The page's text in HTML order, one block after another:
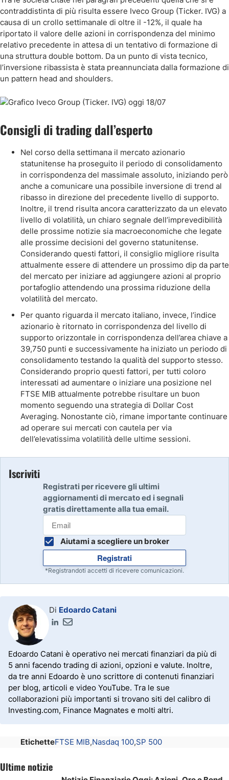
contraddistinta di più risulta essere Iveco Group (Ticker. IVG) a
causa di un crollo settimanale di oltre il -12%, il quale ha
riportato il valore delle azioni in corrispondenza del minimo
relativo precedente in attesa di un tentativo di formazione di
una struttura double bottom. Da un punto di vista tecnico,
l’inversione ribassista è stata preannunciata dalla formazione di
un pattern head and shoulders.
Consigli di trading dall’esperto
Nel corso della settimana il mercato azionario
statunitense ha proseguito il periodo di consolidamento
in corrispondenza del massimale assoluto, iniziando però
anche a comunicare una possibile inversione di trend al
ribasso in direzione del precedente livello di supporto.
Inoltre, il trend risulta ancora caratterizzato da un elevato
livello di volatilità, un chiaro segnale dell’imprevedibilità
delle prossime notizie sia macroeconomiche che legate
alle prossime decisioni del governo statunitense.
Considerando questi fattori, il consiglio migliore risulta
attualmente essere di attendere un prossimo dip da parte
del mercato per iniziare ad aggiungere azioni al proprio
portafoglio attendendo una prossima riduzione della
volatilità del mercato.
Per quanto riguarda il mercato italiano, invece, l’indice
azionario è ritornato in corrispondenza del livello di
supporto orizzontale in corrispondenza dell’area chiave a
39,750 punti e successivamente ha iniziato un periodo di
consolidamento testando la qualità del supporto stesso.
Considerando proprio questi fattori, per tutti coloro
interessati ad aumentare o iniziare una posizione nel
FTSE MIB attualmente potrebbe risultare un buon
momento seguendo una strategia di Dollar Cost
Averaging. Nonostante ciò, rimane importante continuare
ad operare sui mercati con cautela per via
dell’elevatissima volatilità delle ultime sessioni.
Iscriviti
Registrati per ricevere gli ultimi
aggiornamenti di mercato ed i segnali
gratis direttamente alla tua email.
Aiutami a scegliere un broker
Registrati
*Registrandoti accetti di ricevere comunicazioni.
Di Edoardo Catani
Edoardo Catani è operativo nei mercati finanziari da più di
5 anni facendo trading di azioni, opzioni e valute. Inoltre,
da tre anni Edoardo è uno scrittore di contenuti finanziari
per blog, articoli e video YouTube. Tra le sue
collaborazioni più importanti si trovano siti del calibro di
Investing.com, Finance Magnates e molti altri.
EtichetteFTSE MIB Nasdaq 100 SP 500
Ultime notizie